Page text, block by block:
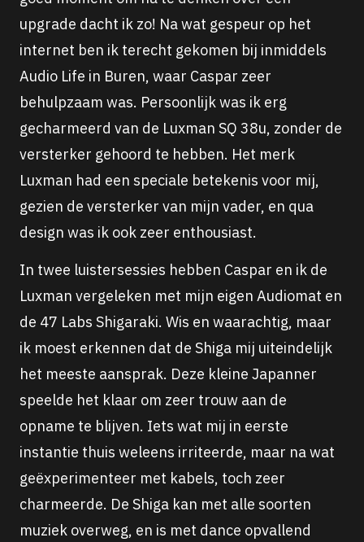
upgrade dacht ik zo! Na wat gespeur op het
internet ben ik terecht gekomen bij inmiddels
Audio Life in Buren, waar Caspar zeer
behulpzaam was. Persoonlijk was ik erg
gecharmeerd van de Luxman SQ 38u, zonder de
versterker gehoord te hebben. Het merk
Luxman had een speciale betekenis voor mij,
gezien de versterker van mijn vader, en qua
design was ik ook zeer enthousiast.
In twee luistersessies hebben Caspar en ik de
Luxman vergeleken met mijn eigen Audiomat en
de 47 Labs Shigaraki. Wis en waarachtig, maar
ik moest erkennen dat de Shiga mij uiteindelijk
het meeste aansprak. Deze kleine Japanner
speelde het klaar om zeer trouw aan de
opname te blijven. Iets wat mij in eerste
instantie thuis weleens irriteerde, maar na wat
geëxperimenteer met kabels, toch zeer
charmeerde. De Shiga kan met alle soorten
muziek overweg, en is met dance opvallend